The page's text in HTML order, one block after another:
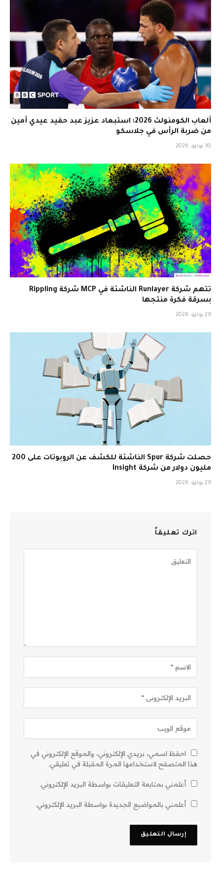
ألعاب الكومنولث 2026: استبعاد عزيز عبد حفيد عيدي أمين
من ضربة الرأس في جلاسكو
30 يوليو، 2026
تتهم شركة Runlayer الناشئة في MCP شركة Rippling
بسرقة فكرة منتجها
29 يوليو، 2026
حصلت شركة Spur الناشئة للكشف عن الروبوتات على 200
مليون دولار من شركة Insight
29 يوليو، 2026
اترك تعليقاً
احفظ اسمي، بريدي الإلكتروني، والموقع الإلكتروني في
هذا المتصفح لاستخدامها المرة المقبلة في تعليقي.
أعلمني بمتابعة التعليقات بواسطة البريد الإلكتروني.
أعلمني بالمواضيع الجديدة بواسطة البريد الإلكتروني.